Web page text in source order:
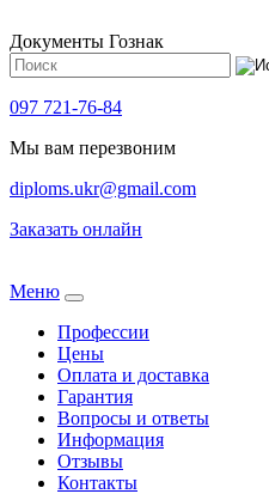
Документы Гознак
097 721-76-84
Мы вам перезвоним
diploms.ukr@gmail.com
Заказать онлайн
Meню
Профессии
Цены
Оплата и доставка
Гарантия
Вопросы и ответы
Информация
Отзывы
Контакты